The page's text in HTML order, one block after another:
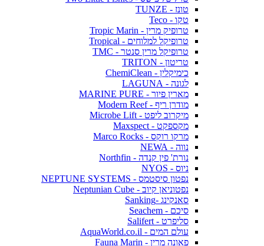
טונז - TUNZE
טקו - Teco
טרופיק מרין - Tropic Marin
טרופיקל למלוחים - Tropical
טרופיקל מרין סנטר - TMC
טריטון - TRITON
כימיקלין - ChemiClean
לגונה - LAGUNA
מארין פיור - MARINE PURE
מודרן ריף - Modern Reef
מיקרוב ליפט - Microbe Lift
מקספקט - Maxspect
מרקו רוקס - Marco Rocks
נווה - NEWA
נורת' פין קנדה - Northfin
ניוס - NYOS
נפטון סיסטמס - NEPTUNE SYSTEMS
נפטוניאן קיוב - Neptunian Cube
סאנקינג -Sanking
סיכם - Seachem
סליפרט - Salifert
עולם המים - AquaWorld.co.il
פאונה מרין - Fauna Marin